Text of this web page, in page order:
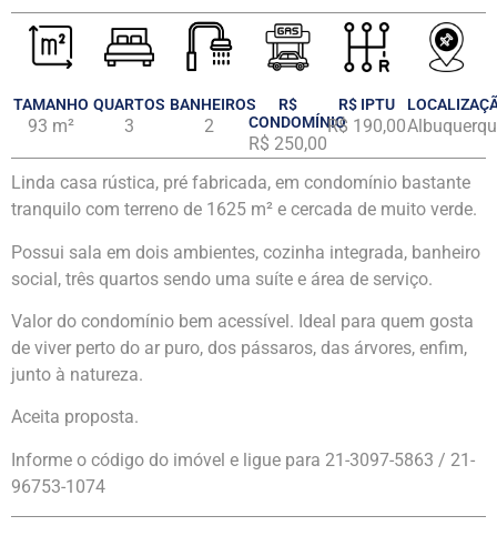
TAMANHO
93 m²
QUARTOS
3
BANHEIROS
2
R$
CONDOMÍNIO
R$ 250,00
R$ IPTU
R$ 190,00
Linda casa rústica, pré fabricada, em condomínio bastante
tranquilo com terreno de 1625 m² e cercada de muito verde.
Possui sala em dois ambientes, cozinha integrada, banheiro
social, três quartos sendo uma suíte e área de serviço.
Valor do condomínio bem acessível. Ideal para quem gosta
de viver perto do ar puro, dos pássaros, das árvores, enfim,
junto à natureza.
Aceita proposta.
Informe o código do imóvel e ligue para 21-3097-5863 / 21-
96753-1074